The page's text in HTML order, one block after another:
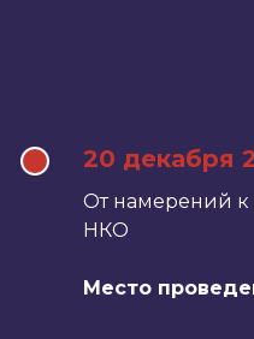
20 декабря
От намерений к
НКО
Место